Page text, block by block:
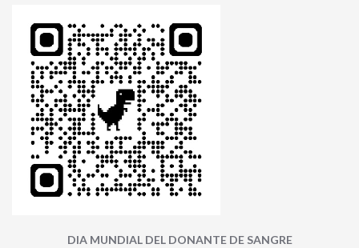
DIA MUNDIAL DEL DONANTE DE SANGRE